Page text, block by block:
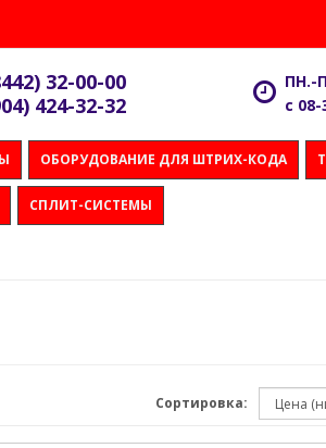
32-00-00
424-32-32
ПН.-
с
ОБОРУДОВАНИЕ ДЛЯ ШТРИХ-КОДА
СПЛИТ-СИСТЕМЫ
Сортировка: